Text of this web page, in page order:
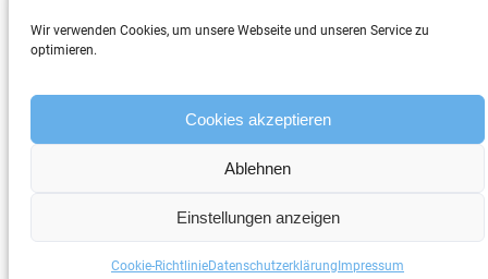
Wir verwenden Cookies, um unsere Webseite und unseren Service zu
optimieren.
Cookies akzeptieren
Ablehnen
Einstellungen anzeigen
Cookie-RichtlinieDatenschutzerklärung Impressum